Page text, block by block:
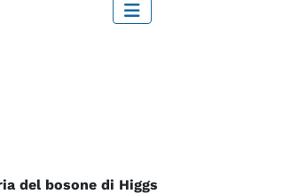
del bosone di Higgs